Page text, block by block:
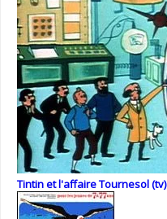
Tintin et l'affaire Tournesol (tv)